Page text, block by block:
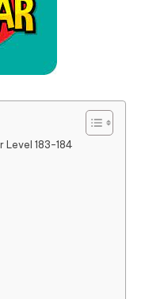
Level 183-184